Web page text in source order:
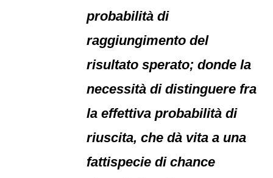
probabilità di
raggiungimento del
risultato sperato; donde la
necessità di distinguere fra
la effettiva probabilità di
riuscita, che dà vita a una
fattispecie di chance